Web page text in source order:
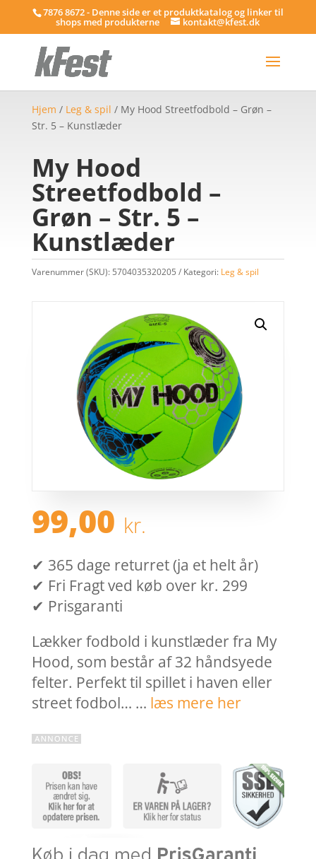
7876 8672 - Denne side er et produktkatalog og linker til
shops med produkterne kontakt@kfest.dk
Hjem / Leg & spil / My Hood Streetfodbold – Grøn –
Str. 5 – Kunstlæder
My Hood
Streetfodbold –
Grøn – Str. 5 –
Kunstlæder
Varenummer (SKU): 5704035320205 Kategori: Leg & spil
99,00 kr.
✔ 365 dage returret (ja et helt år)
✔ Fri Fragt ved køb over kr. 299
✔ Prisgaranti
Lækker fodbold i kunstlæder fra My
Hood, som består af 32 håndsyede
felter. Perfekt til spillet i haven eller
street fodbol… … læs mere her